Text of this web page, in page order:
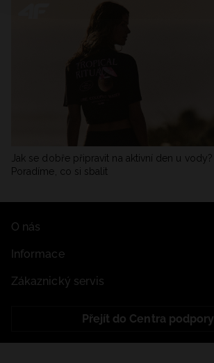
Jak se dobře připravit na aktivní den u vody?
Poradíme, co si sbalit
O nás
Informace
Zákaznický servis
Přejít do Centra podpory